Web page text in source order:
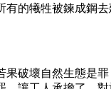
的犧牲被鍊成鋼
破壞自然生態是